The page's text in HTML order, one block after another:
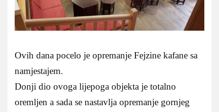
Ovih dana pocelo je opremanje Fejzine kafane sa
namjestajem.
Donji dio ovoga lijepoga objekta je totalno
oremljen a sada se nastavlja opremanje gornjeg